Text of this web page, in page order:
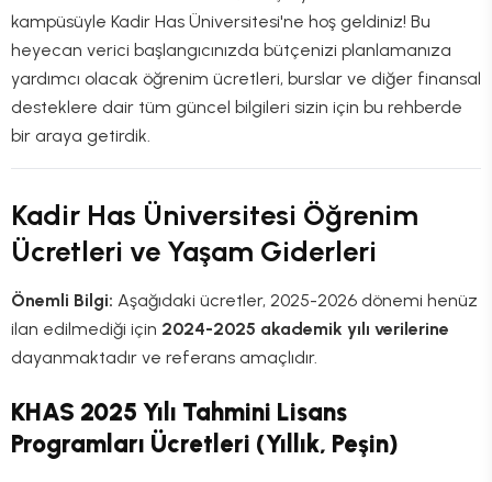
kampüsüyle Kadir Has Üniversitesi'ne hoş geldiniz! Bu
heyecan verici başlangıcınızda bütçenizi planlamanıza
yardımcı olacak öğrenim ücretleri, burslar ve diğer finansal
desteklere dair tüm güncel bilgileri sizin için bu rehberde
bir araya getirdik.
Kadir Has Üniversitesi Öğrenim
Ücretleri ve Yaşam Giderleri
Önemli Bilgi: Aşağıdaki ücretler, 2025-2026 dönemi henüz
ilan edilmediği için 2024-2025 akademik yılı verilerine
dayanmaktadır ve referans amaçlıdır.
KHAS 2025 Yılı Tahmini Lisans
Programları Ücretleri (Yıllık, Peşin)